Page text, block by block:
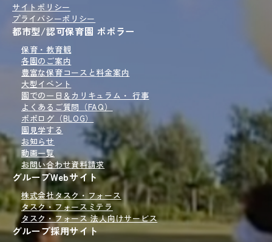
サイトポリシー
プライバシーポリシー
都市型/認可保育園 ポポラー
保育・教育観
各園のご案内
豊富な保育コースと料金案内
大型イベント
園での一日＆カリキュラム・ 行事
よくあるご質問（FAQ）
ポポログ （BLOG）
園見学する
お知らせ
動画一覧
お問い合わせ資料請求
グループWebサイト
株式会社タスク・フォース
タスク・フォースミテラ
タスク・フォース 法人向けサービス
グループ採用サイト